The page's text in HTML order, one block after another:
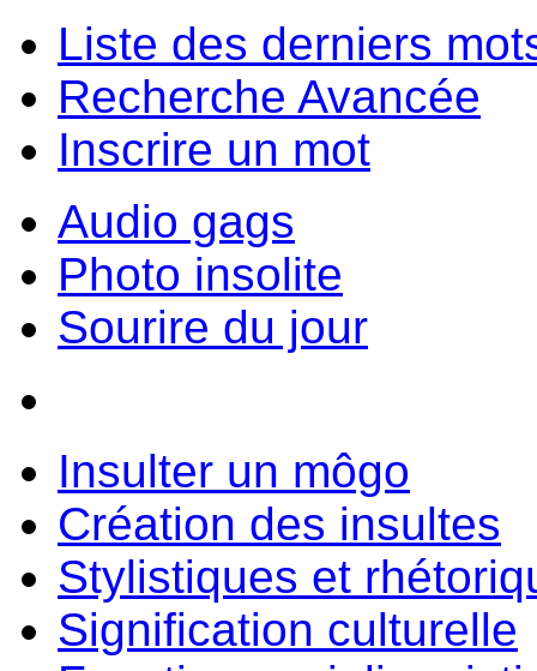
Liste des derniers
Recherche Avancée
Inscrire un mot
Audio gags
Photo insolite
Sourire du jour
Insulter un môgo
Création des insultes
Stylistiques et
Signification culturelle